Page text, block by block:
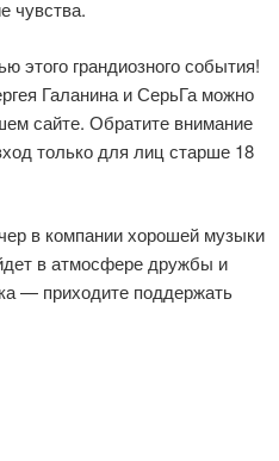
чувства.
этого грандиозного события!
Галанина и СерьГа можно
сайте. Обратите внимание
только для лиц старше 18
в компании хорошей музыки
в атмосфере дружбы и
— приходите поддержать